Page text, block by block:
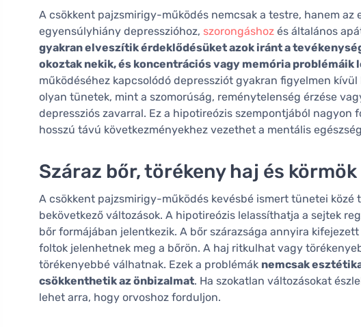
A csökkent pajzsmirigy-működés nemcsak a testre, hanem az
egyensúlyhiány depresszióhoz, szorongáshoz és általános
gyakran elveszítik érdeklődésüket azok iránt a
okoztak nekik, és koncentrációs vagy memória problémáik
működéséhez kapcsolódó depressziót gyakran figyelmen
olyan tünetek, mint a szomorúság, reménytelenség érzése
depressziós zavarral. Ez a hipotireózis szempontjából nagyon
hosszú távú következményekhez vezethet a mentális
Száraz bőr, törékeny haj és körmök
A csökkent pajzsmirigy-működés kevésbé ismert tünetei közé
bekövetkező változások. A hipotireózis lelassíthatja a sejtek
bőr formájában jelentkezik. A bőr szárazsága annyira
foltok jelenhetnek meg a bőrön. A haj ritkulhat vagy
törékenyebbé válhatnak. Ezek a problémák nemcsak
csökkenthetik az önbizalmat. Ha szokatlan változásokat
lehet arra, hogy orvoshoz forduljon.